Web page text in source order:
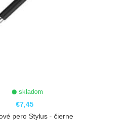
skladom
€7,45
pero Stylus - čierne